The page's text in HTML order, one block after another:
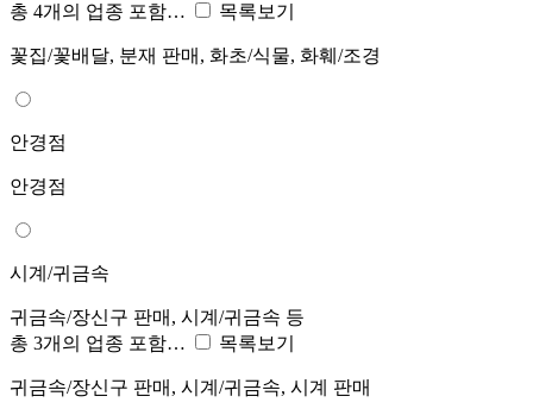
총 4개의 업종 포함…
목록보기
꽃집/꽃배달, 분재 판매, 화초/식물, 화훼/조경
안경점
안경점
시계/귀금속
귀금속/장신구 판매, 시계/귀금속 등
총 3개의 업종 포함…
목록보기
귀금속/장신구 판매, 시계/귀금속, 시계 판매